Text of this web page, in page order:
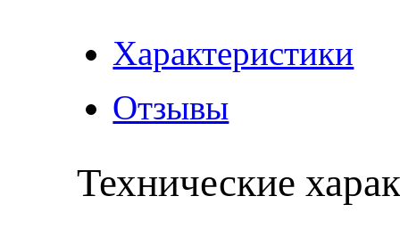
Характеристики
Отзывы
Технические